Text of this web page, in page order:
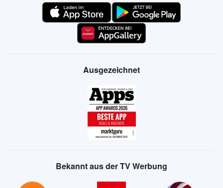
Ausgezeichnet
Bekannt aus der TV Werbung